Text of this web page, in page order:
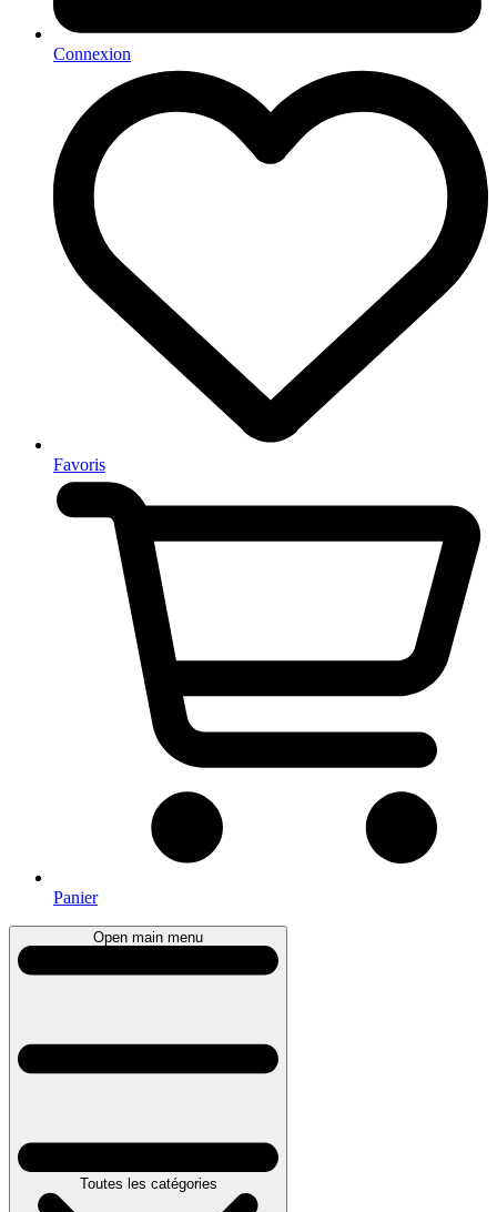
Connexion
Favoris
Panier
Open main menu
Toutes les catégories